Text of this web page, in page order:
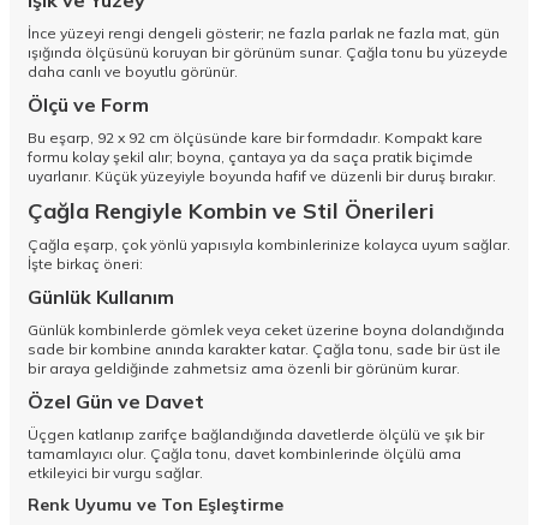
İnce yüzeyi rengi dengeli gösterir; ne fazla parlak ne fazla mat, gün
ışığında ölçüsünü koruyan bir görünüm sunar. Çağla tonu bu yüzeyde
daha canlı ve boyutlu görünür.
Ölçü ve Form
Bu eşarp, 92 x 92 cm ölçüsünde kare bir formdadır. Kompakt kare
formu kolay şekil alır; boyna, çantaya ya da saça pratik biçimde
uyarlanır. Küçük yüzeyiyle boyunda hafif ve düzenli bir duruş bırakır.
Çağla Rengiyle Kombin ve Stil Önerileri
Çağla eşarp, çok yönlü yapısıyla kombinlerinize kolayca uyum sağlar.
İşte birkaç öneri:
Günlük Kullanım
Günlük kombinlerde gömlek veya ceket üzerine boyna dolandığında
sade bir kombine anında karakter katar. Çağla tonu, sade bir üst ile
bir araya geldiğinde zahmetsiz ama özenli bir görünüm kurar.
Özel Gün ve Davet
Üçgen katlanıp zarifçe bağlandığında davetlerde ölçülü ve şık bir
tamamlayıcı olur. Çağla tonu, davet kombinlerinde ölçülü ama
etkileyici bir vurgu sağlar.
Renk Uyumu ve Ton Eşleştirme